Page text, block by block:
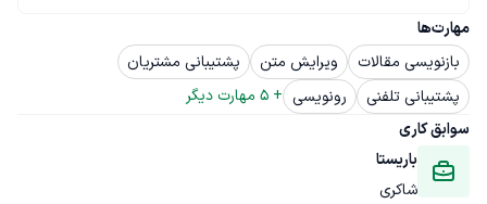
مهارت‌ها
بازنویسی مقالات
ویرایش متن
پشتیبانی مشتریان
پشتیبانی تلفنی
رونویسی +
5 مهارت دیگر
سوابق کاری
باریستا
شاکری